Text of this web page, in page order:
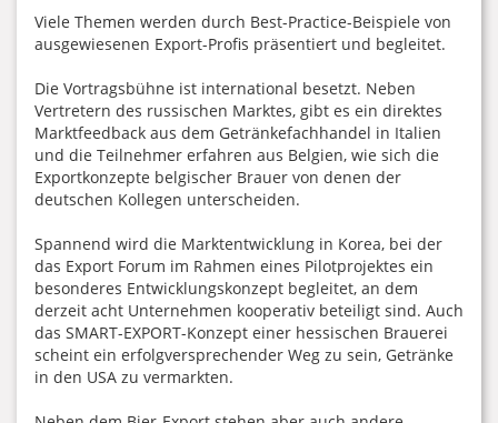
Viele Themen werden durch Best-Practice-Beispiele von
ausgewiesenen Export-Profis präsentiert und begleitet.
Die Vortragsbühne ist international besetzt. Neben
Vertretern des russischen Marktes, gibt es ein direktes
Marktfeedback aus dem Getränkefachhandel in Italien
und die Teilnehmer erfahren aus Belgien, wie sich die
Exportkonzepte belgischer Brauer von denen der
deutschen Kollegen unterscheiden.
Spannend wird die Marktentwicklung in Korea, bei der
das Export Forum im Rahmen eines Pilotprojektes ein
besonderes Entwicklungskonzept begleitet, an dem
derzeit acht Unternehmen kooperativ beteiligt sind. Auch
das SMART-EXPORT-Konzept einer hessischen Brauerei
scheint ein erfolgversprechender Weg zu sein, Getränke
in den USA zu vermarkten.